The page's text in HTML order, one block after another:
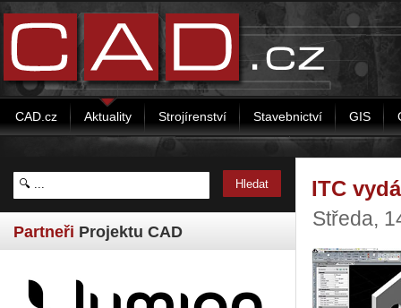
CAD.cz Aktuality Strojírenství Stavebnictví GIS
Partneři Projektu CAD
ITC
Středa,